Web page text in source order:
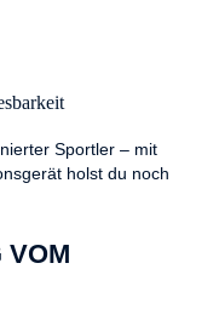
Sportler – mit
holst du noch
VOM